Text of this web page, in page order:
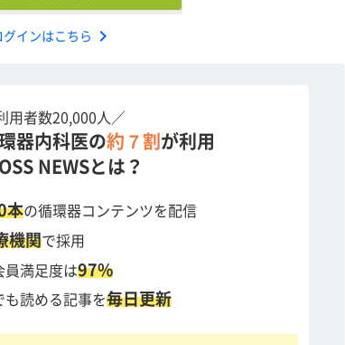
グインはこちら chevron_right
用者数20,000人／
器内科医の約７割 が利用
NEWSとは？
本の循環器コンテンツを配信
機関で採用
員満足度は97%
も読める記事を毎日更新